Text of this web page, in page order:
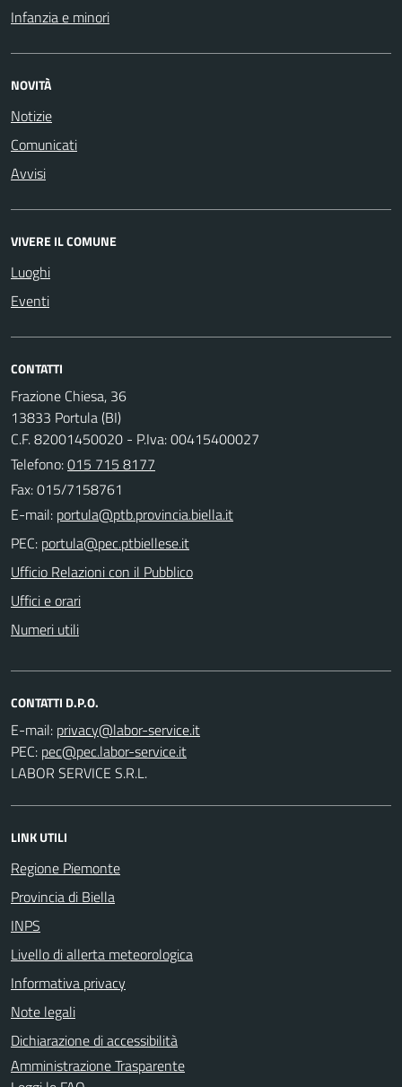
Infanzia e minori
NOVITÀ
Notizie
Comunicati
Avvisi
VIVERE IL COMUNE
Luoghi
Eventi
CONTATTI
Frazione Chiesa, 36
13833 Portula (BI)
C.F. 82001450020 - P.Iva: 00415400027
Telefono:015 715 8177
Fax: 015/7158761
E-mail:
PEC:
Ufficio Relazioni con il Pubblico
Uffici e orari
Numeri utili
CONTATTI D.P.O.
E-mail:
PEC:
LABOR SERVICE S.R.L.
LINK UTILI
Regione Piemonte
Provincia di Biella
INPS
Livello di allerta meteorologica
Informativa privacy
Note legali
Dichiarazione di accessibilità
Amministrazione Trasparente